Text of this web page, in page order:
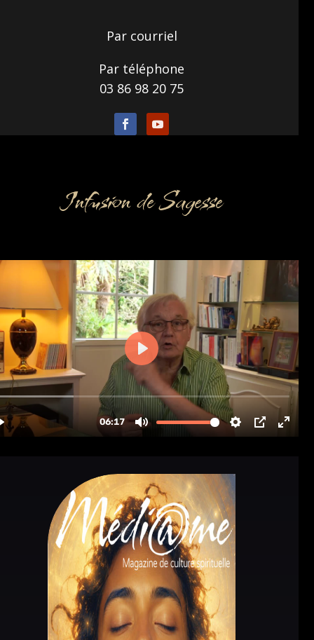
Par courriel
Par téléphone
03 86 98 20 75
Infusion de Sagesse